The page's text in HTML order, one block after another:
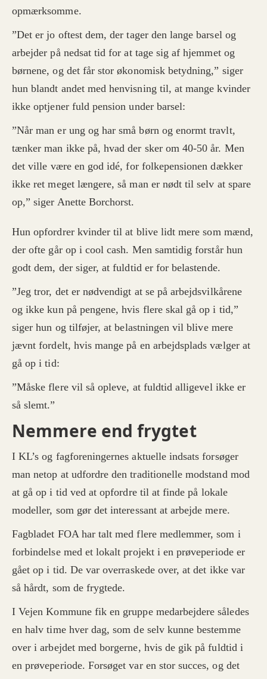
opmærksomme.
”Det er jo oftest dem, der tager den lange barsel og
arbejder på nedsat tid for at tage sig af hjemmet og
børnene, og det får stor økonomisk betydning,” siger
hun blandt andet med henvisning til, at mange kvinder
ikke optjener fuld pension under barsel:
”Når man er ung og har små børn og enormt travlt,
tænker man ikke på, hvad der sker om 40-50 år. Men
det ville være en god idé, for folkepensionen dækker
ikke ret meget længere, så man er nødt til selv at spare
op,” siger Anette Borchorst.
Hun opfordrer kvinder til at blive lidt mere som mænd,
der ofte går op i cool cash. Men samtidig forstår hun
godt dem, der siger, at fuldtid er for belastende.
”Jeg tror, det er nødvendigt at se på arbejdsvilkårene
og ikke kun på pengene, hvis flere skal gå op i tid,”
siger hun og tilføjer, at belastningen vil blive mere
jævnt fordelt, hvis mange på en arbejdsplads vælger at
gå op i tid:
”Måske flere vil så opleve, at fuldtid alligevel ikke er
så slemt.”
Nemmere end frygtet
I KL’s og fagforeningernes aktuelle indsats forsøger
man netop at udfordre den traditionelle modstand mod
at gå op i tid ved at opfordre til at finde på lokale
modeller, som gør det interessant at arbejde mere.
Fagbladet FOA har talt med flere medlemmer, som i
forbindelse med et lokalt projekt i en prøveperiode er
gået op i tid. De var overraskede over, at det ikke var
så hårdt, som de frygtede.
I Vejen Kommune fik en gruppe medarbejdere således
en halv time hver dag, som de selv kunne bestemme
over i arbejdet med borgerne, hvis de gik på fuldtid i
en prøveperiode. Forsøget var en stor succes, og det